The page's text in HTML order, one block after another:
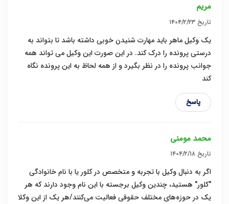
مریم
تاریخ ۱۴۰۴/۲/۲۳
یک وکیل ماهر باید مهارت شنیدن خوبی داشته باشد تا بتواند به
درستی پرونده را درک کند. در این صورت این وکیل می تواند همه
جوانب پرونده را در نظر بگیرد و از همه لحاظ به این پرونده نگاه
کند
پاسخ
محمد مومنی
تاریخ ۱۴۰۴/۲/۱۸
اگر به دنبال وکیل با تجربه و متخصص در کلور یا با نام خانوادگی
"کلور" هستید، چندین وکیل برجسته با این نام وجود دارند که هر
یک در حوزه‌های مختلف حقوقی فعالیت می‌کنند/هر یک از این وکلا